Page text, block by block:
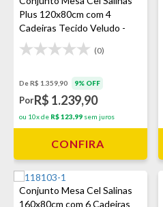
Plus 120x80cm com 4
Cadeiras Tecido Veludo -
Cinamomo
(0)
De R$ 1.359,90 9% OFF
PorR$ 1.239,90
ou 10x de R$ 123,99 sem juros
CONFIRA
Conjunto Mesa Cel Salinas
160x80cm com 6 Cadeiras